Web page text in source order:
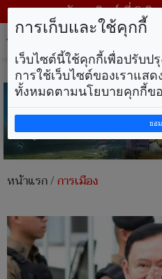
วันอาทิตย์ ที่ 9 สิ
หน้าแรก/การเมือง
การเก็บและใช้คุกกี้
เว็บไซต์นี้ใช้คุกกี้เพื่อปรับป
การใช้เว็บไซต์ของเราแ
ทั้งหมดตามนโยบายคุกกี้ขอ
ยอ